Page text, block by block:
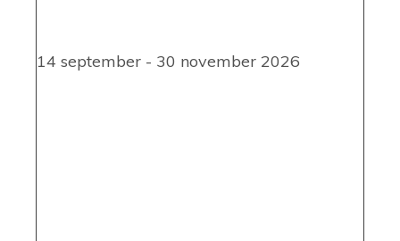
14 september - 30 november 2026